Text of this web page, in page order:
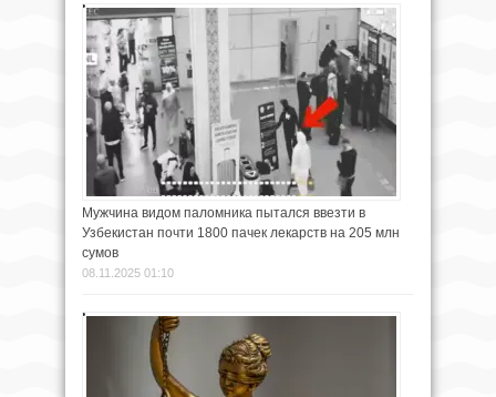
Мужчина видом паломника пытался ввезти в
Узбекистан почти 1800 пачек лекарств на 205 млн
сумов
08.11.2025 01:10